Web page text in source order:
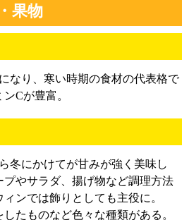
果物
なり、寒い時期の食材の代表格で
Cが豊富。
冬にかけてが甘みが強く美味し
やサラダ、揚げ物など調理方法
ンでは飾りとしても主役に。
たものなど色々な種類がある。